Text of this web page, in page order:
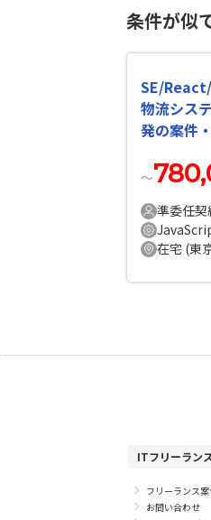
条件が似
SE/
物流シス
発の案件
〜
準委任契
在宅 (東
ITフリーラン
フリーランス
お問い合わせ